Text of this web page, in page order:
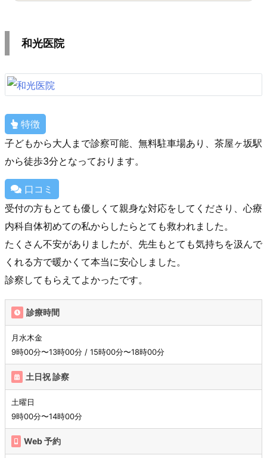
和光医院
特徴
子どもから大人まで診察可能、無料駐車場あり、茶屋ヶ坂駅
から徒歩3分となっております。
口コミ
受付の方もとても優しくて親身な対応をしてくださり、心療
内科自体初めての私からしたらとても救われました。
たくさん不安がありましたが、先生もとても気持ちを汲んで
くれる方で暖かくて本当に安心しました。
診察してもらえてよかったです。
診療時間
月水木金
9時00分〜13時00分 / 15時00分〜18時00分
土日祝 診察
土曜日
9時00分〜14時00分
Web 予約